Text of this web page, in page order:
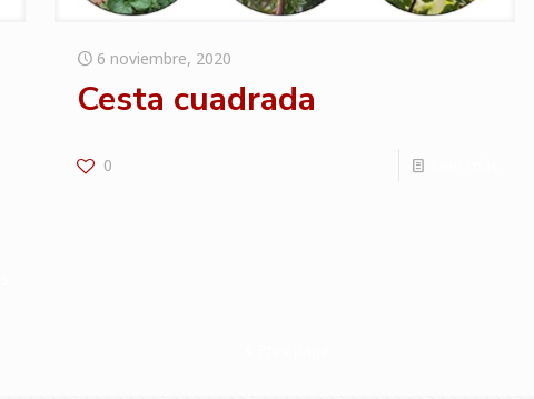
6 noviembre, 2020
Cesta cuadrada
0